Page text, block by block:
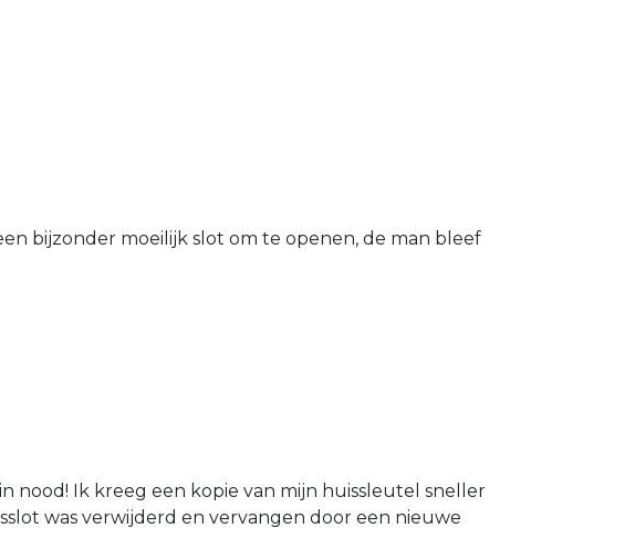
bijzonder moeilijk slot om te openen, de man bleef
nood! Ik kreeg een kopie van mijn huissleutel sneller
was verwijderd en vervangen door een nieuwe